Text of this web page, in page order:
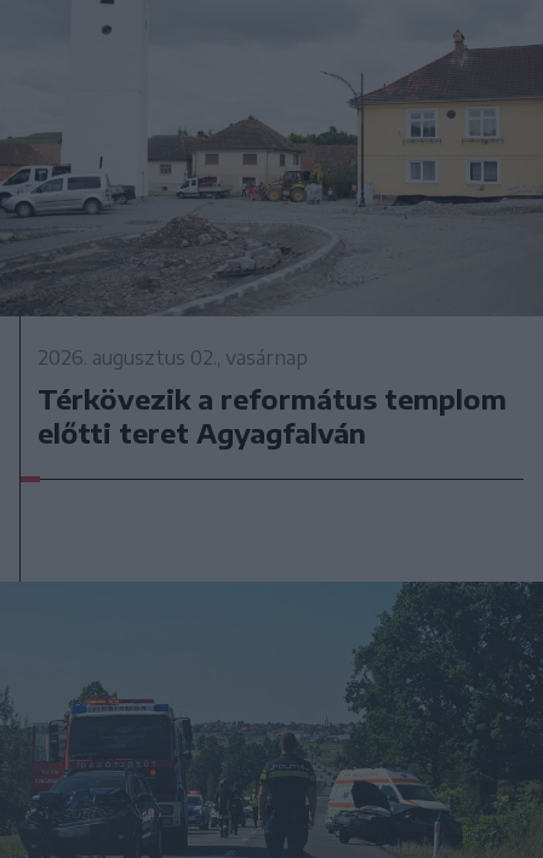
2026. augusztus 02., vasárnap
Térkövezik a református templom
előtti teret Agyagfalván